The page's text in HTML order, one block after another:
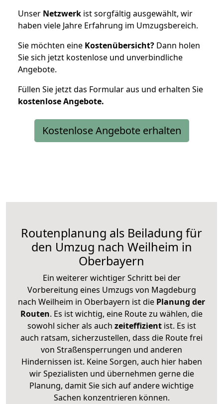
Unser Netzwerk ist sorgfältig ausgewählt, wir
haben viele Jahre Erfahrung im Umzugsbereich.
Sie möchten eine Kostenübersicht? Dann holen
Sie sich jetzt kostenlose und unverbindliche
Angebote.
Füllen Sie jetzt das Formular aus und erhalten Sie
kostenloseAngebote.
Kostenlose Angebote erhalten
Routenplanung als Beiladung für
den Umzug nach Weilheim in
Oberbayern
Ein weiterer wichtiger Schritt bei der
Vorbereitung eines Umzugs von Magdeburg
nach Weilheim in Oberbayern ist die Planung der
Routen. Es ist wichtig, eine Route zu wählen, die
sowohl sicher als auch zeiteffizientist. Es ist
auch ratsam, sicherzustellen, dass die Route frei
von Straßensperrungen und anderen
Hindernissen ist. Keine Sorgen, auch hier haben
wir Spezialisten und übernehmen gerne die
Planung, damit Sie sich auf andere wichtige
Sachen konzentrieren können.